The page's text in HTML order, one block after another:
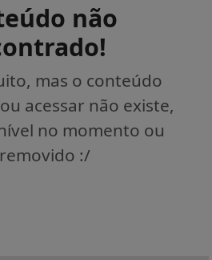
não
mas o conteúdo
acessar não existe,
no momento ou
:/